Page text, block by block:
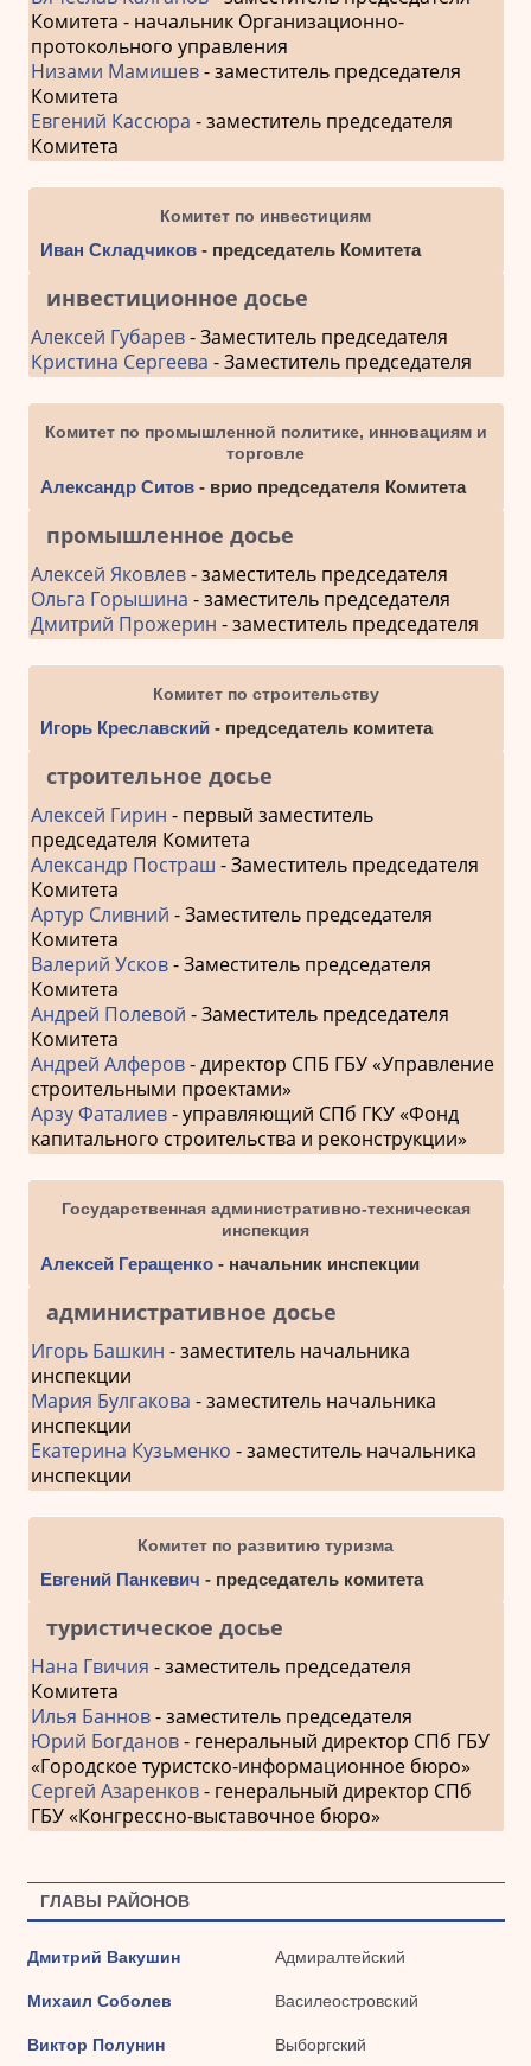
Комитета - начальник Организационно-
протокольного управления
Низами Мамишев- заместитель председателя
Комитета
Евгений Кассюра - заместитель председателя
Комитета
Комитет по инвестициям
Иван Складчиков- председатель Комитета
инвестиционное досье
Алексей Губарев- Заместитель председателя
Кристина Сергеева - Заместитель председателя
Комитет по промышленной политике, инновациям и
торговле
Александр Ситов- врио председателя Комитета
промышленное досье
Алексей Яковлев- заместитель председателя
Ольга Горышина - заместитель председателя
Дмитрий Прожерин - заместитель председателя
Комитет по строительству
Игорь Креславский - председатель комитета
строительное досье
Алексей Гирин - первый заместитель
председателя Комитета
Александр Постраш - Заместитель председателя
Комитета
Артур Сливний - Заместитель председателя
Комитета
Валерий Усков- Заместитель председателя
Комитета
Андрей Полевой - Заместитель председателя
Комитета
Андрей Алферов- директор СПБ ГБУ «Управление
строительными проектами»
Арзу Фаталиев- управляющий СПб ГКУ «Фонд
капитального строительства и реконструкции»
Государственная административно-техническая
инспекция
Алексей Геращенко- начальник инспекции
административное досье
Игорь Башкин - заместитель начальника
инспекции
Мария Булгакова - заместитель начальника
инспекции
Екатерина Кузьменко - заместитель начальника
инспекции
Комитет по развитию туризма
Евгений Панкевич - председатель комитета
туристическое досье
Нана Гвичия - заместитель председателя
Комитета
Илья Баннов- заместитель председателя
Юрий Богданов- генеральный директор СПб ГБУ
«Городское туристско-информационное бюро»
Сергей Азаренков- генеральный директор СПб
ГБУ «Конгрессно-выставочное бюро»
ГЛАВЫ РАЙОНОВ
Дмитрий Вакушин Адмиралтейский
Михаил Соболев Василеостровский
Виктор Полунин Выборгский